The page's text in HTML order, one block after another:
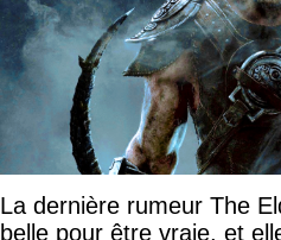
La dernière rumeur The
belle pour être vraie, et